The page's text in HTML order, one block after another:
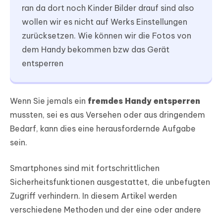
ran da dort noch Kinder Bilder drauf sind also
wollen wir es nicht auf Werks Einstellungen
zurücksetzen. Wie können wir die Fotos von
dem Handy bekommen bzw das Gerät
entsperren
Wenn Sie jemals ein fremdes Handy entsperren
mussten, sei es aus Versehen oder aus dringendem
Bedarf, kann dies eine herausfordernde Aufgabe
sein.
Smartphones sind mit fortschrittlichen
Sicherheitsfunktionen ausgestattet, die unbefugten
Zugriff verhindern. In diesem Artikel werden
verschiedene Methoden und der eine oder andere